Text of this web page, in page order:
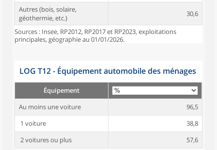
Autres (bois, solaire,
géothermie, etc.)
30,6
Sources : Insee, RP2012, RP2017 et RP2023, exploitations
principales, géographie au 01/01/2026.
LOG T12 - Équipement automobile des ménages
Équipement
Au moins une voiture
96,5
1 voiture
38,8
2 voitures ou plus
57,6